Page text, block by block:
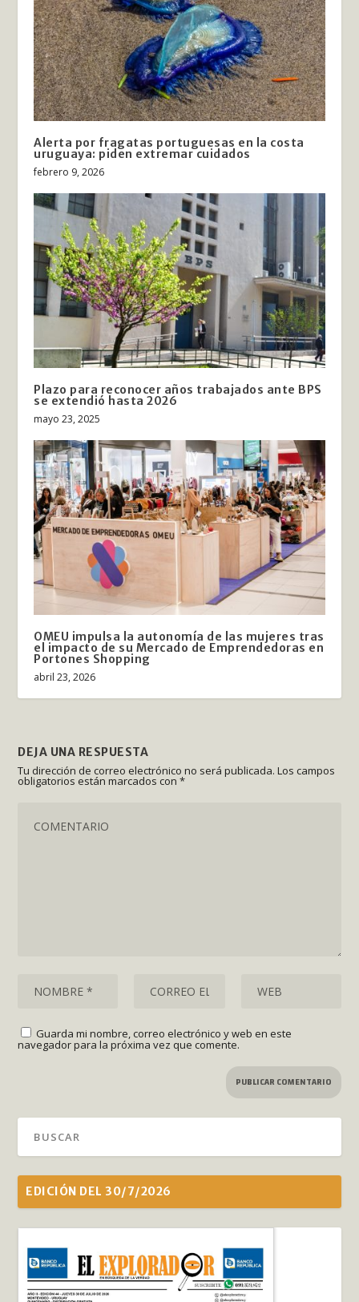
Alerta por fragatas portuguesas en la costa
uruguaya: piden extremar cuidados
febrero 9, 2026
Plazo para reconocer años trabajados ante BPS
se extendió hasta 2026
mayo 23, 2025
OMEU impulsa la autonomía de las mujeres tras
el impacto de su Mercado de Emprendedoras en
Portones Shopping
abril 23, 2026
DEJA UNA RESPUESTA
Tu dirección de correo electrónico no será publicada. Los campos
obligatorios están marcados con*
Guarda mi nombre, correo electrónico y web en este
navegador para la próxima vez que comente.
EDICIÓN DEL 30/7/2026